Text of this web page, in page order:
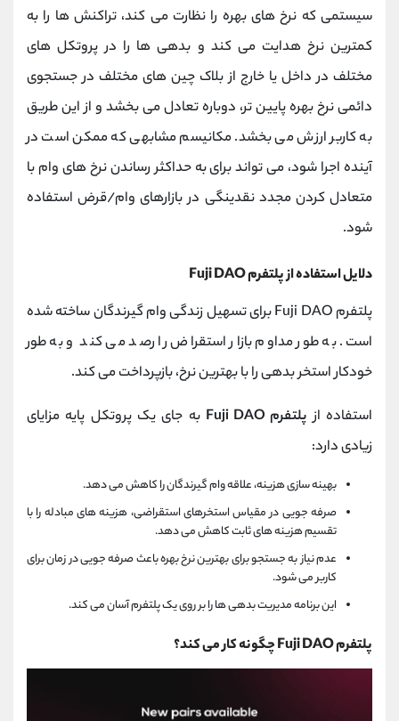
سیستمی که نرخ های بهره را نظارت می کند، تراکنش ها را به
کمترین نرخ هدایت می کند و بدهی ها را در پروتکل های
مختلف در داخل یا خارج از بلاک چین های مختلف در جستجوی
دائمی نرخ بهره پایین تر، دوباره تعادل می بخشد و از این طریق
به کاربر ارزش می بخشد. مکانیسم مشابهی که ممکن است در
آینده اجرا شود، می تواند برای به حداکثر رساندن نرخ های وام با
متعادل کردن مجدد نقدینگی در بازارهای وام/قرض استفاده
شود.
دلایل استفاده از پلتفرم Fuji DAO
پلتفرم Fuji DAO برای تسهیل زندگی وام گیرندگان ساخته شده
است. به طور مداوم بازار استقراض را رصد می کند و به طور
خودکار استخر بدهی را با بهترین نرخ، بازپرداخت می کند.
استفاده از پلتفرم Fuji DAO
به جای یک پروتکل پایه مزایای
زیادی دارد:
بهینه سازی هزینه، علاقه وام گیرندگان را کاهش می دهد.
صرفه جویی در مقیاس استخرهای استقراضی، هزینه های مبادله را با
تقسیم هزینه های ثابت کاهش می دهد.
عدم نیاز به جستجو برای بهترین نرخ بهره باعث صرفه جویی در زمان برای
کاربر می شود.
این برنامه مدیریت بدهی ها را بر روی یک پلتفرم آسان می کند.
پلتفرم Fuji DAO چگونه کار می کند؟